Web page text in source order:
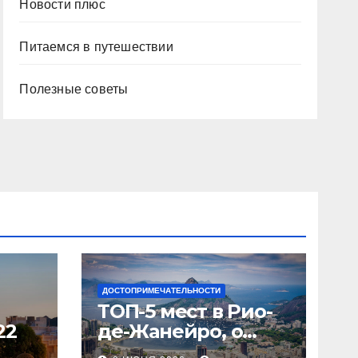
Новости плюс
Питаемся в путешествии
Полезные советы
ДОСТОПРИМЕЧАТЕЛЬНОСТИ
ТОП-5 мест в Рио-
де-Жанейро, о
которых вы не